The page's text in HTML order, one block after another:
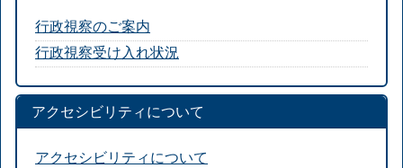
行政視察のご案内
行政視察受け入れ状況
アクセシビリティについて
アクセシビリティについて